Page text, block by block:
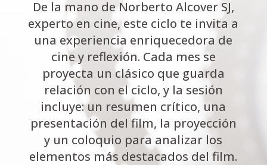
De la mano de Norberto Alcover SJ,
experto en cine, este ciclo te invita a
una experiencia enriquecedora de
cine y reflexión. Cada mes se
proyecta un clásico que guarda
relación con el ciclo, y la sesión
incluye: un resumen crítico, una
presentación del film, la proyección
y un coloquio para analizar los
elementos más destacados del film.